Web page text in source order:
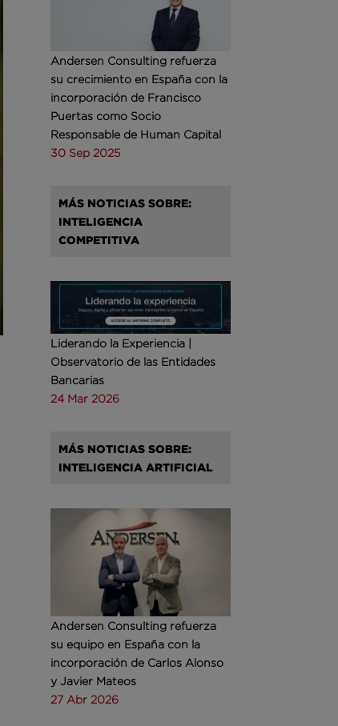
Andersen Consulting refuerza
su crecimiento en España con la
incorporación de Francisco
Puertas como Socio
Responsable de Human Capital
30 Sep 2025
MÁS NOTICIAS SOBRE:
INTELIGENCIA
COMPETITIVA
Liderando la Experiencia |
Observatorio de las Entidades
Bancarias
24 Mar 2026
MÁS NOTICIAS SOBRE:
INTELIGENCIA ARTIFICIAL
Andersen Consulting refuerza
su equipo en España con la
incorporación de Carlos Alonso
y Javier Mateos
27 Abr 2026